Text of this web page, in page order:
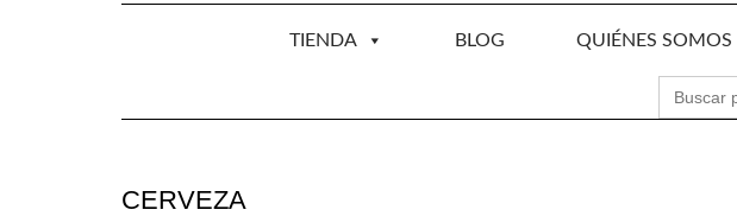
TIENDA BLOG QUIÉNES SOMOS
BUSCAR:
CERVEZA